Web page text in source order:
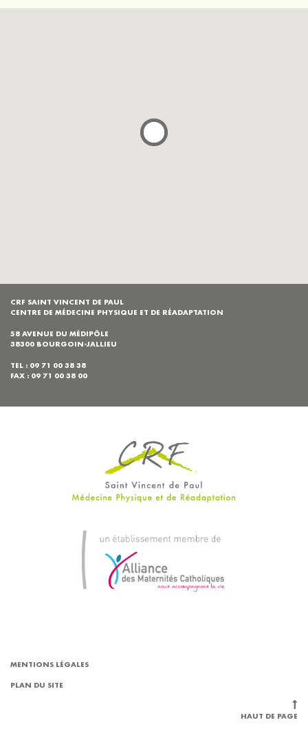
CRF SAINT VINCENT DE PAUL
CENTRE DE MÉDECINE PHYSIQUE ET DE RÉADAPTATION
58 AVENUE DU MÉDIPÔLE
38300 BOURGOIN-JALLIEU
TEL : 09 71 00 38 38
FAX : 09 71 00 38 00
MENTIONS LÉGALES
PLAN DU SITE
HAUT DE PAGE